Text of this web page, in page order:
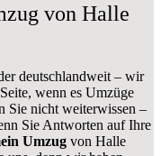
von Halle
deutschlandweit – wir
wenn es Umzüge
Sie nicht weiterwissen –
Sie Antworten auf Ihre
Umzug von Halle